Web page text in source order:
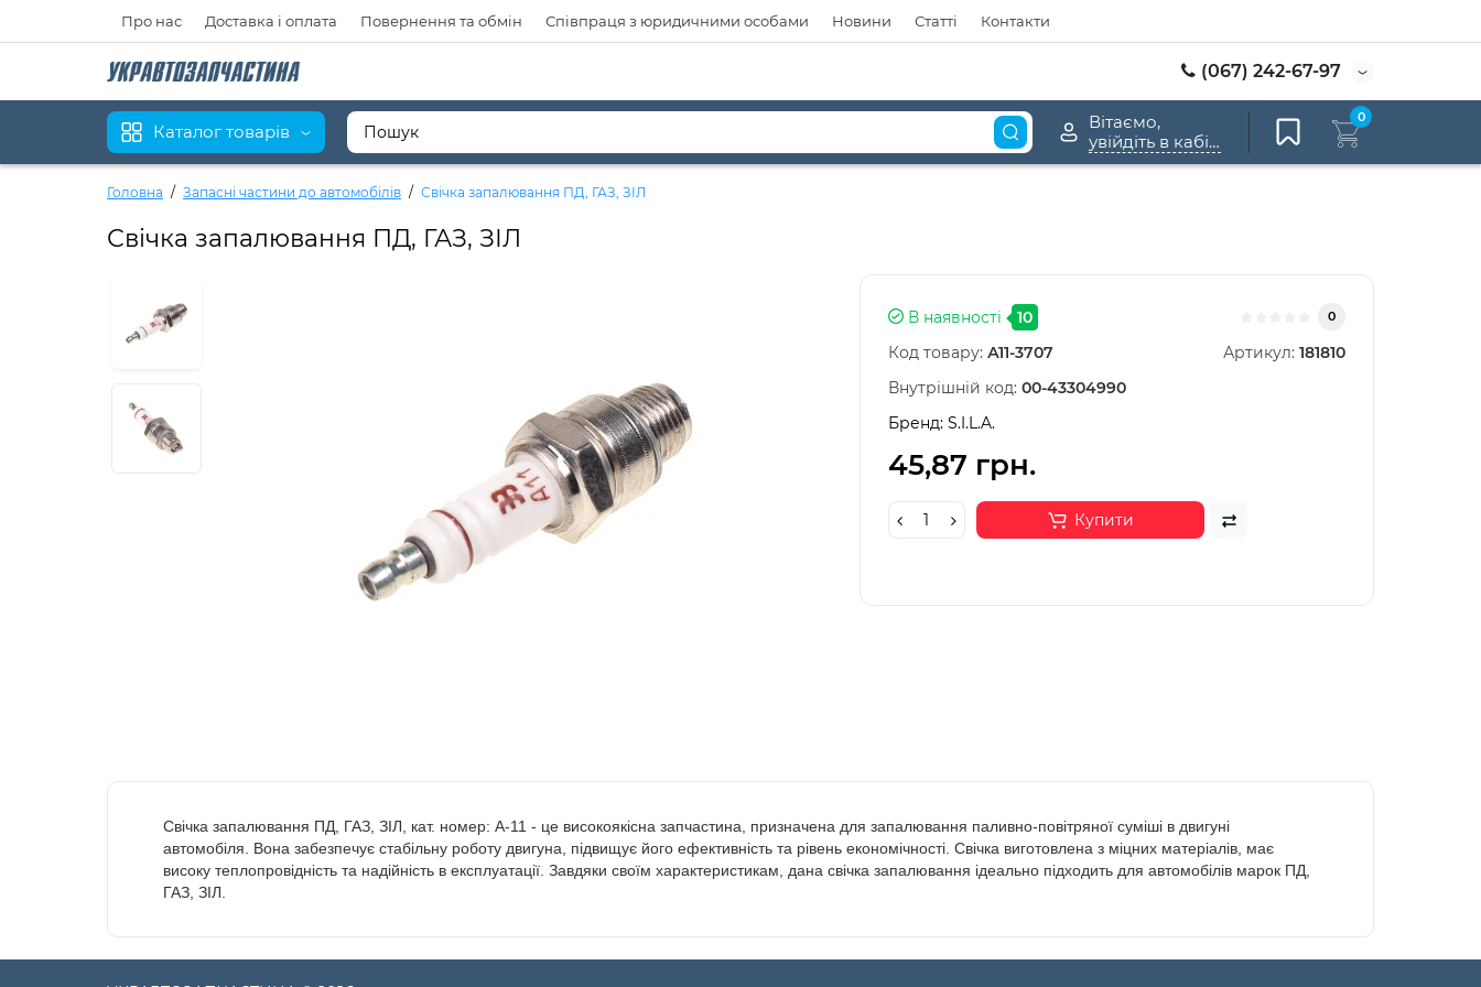
Про нас Доставка і оплата Повернення та обмін Співпраця з юридичними особами Новини Статті Контакти
(067) 242-67-97
Каталог товарів
Вітаємо,
увійдіть в кабінет
0
Головна Запасні частини до автомобілів Свічка запалювання ПД, ГАЗ, ЗІЛ
Свічка запалювання ПД, ГАЗ, ЗІЛ
В наявності 10 0
Код товару: А11-3707 Артикул: 181810
Внутрішній код: 00-43304990
Бренд: S.I.L.A.
45,87 грн.
Купити
Свічка запалювання ПД, ГАЗ, ЗІЛ, кат. номер: А-11 - це високоякісна запчастина, призначена для запалювання паливно-повітряної суміші в двигуні
автомобіля. Вона забезпечує стабільну роботу двигуна, підвищує його ефективність та рівень економічності. Свічка виготовлена з міцних матеріалів, має
високу теплопровідність та надійність в експлуатації. Завдяки своїм характеристикам, дана свічка запалювання ідеально підходить для автомобілів марок ПД,
ГАЗ, ЗІЛ.